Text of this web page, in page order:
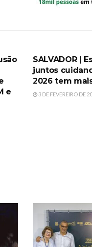
e
SALVADOR |
juntos
2026 tem
3 DE FEVEREIRO DE